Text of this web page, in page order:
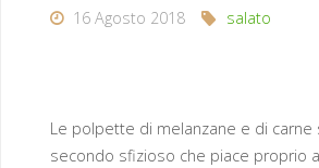
16 Agosto 2018 salato
Le polpette di melanzane e di carne
secondo sfizioso che piace proprio